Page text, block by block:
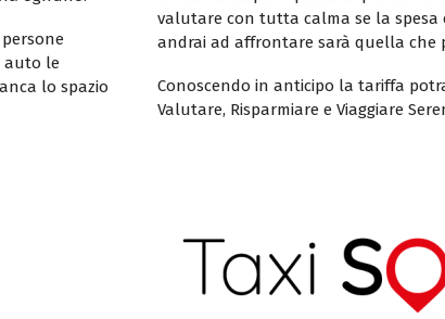
auto le
lo spazio
valutare con tutta calma se la spesa
andrai ad affrontare sarà quella che
Conoscendo in anticipo la tariffa
Valutare, Risparmiare e Viaggiare